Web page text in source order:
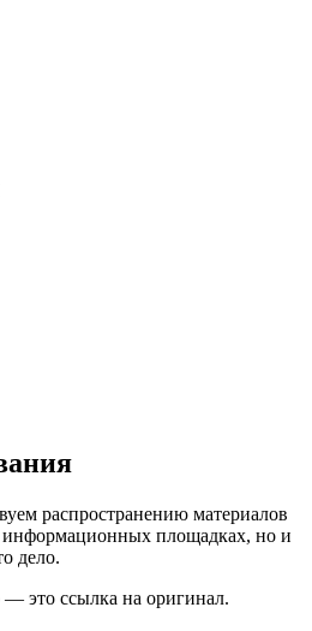
распространению материалов
площадках, но и
дело.
— это ссылка на оригинал.